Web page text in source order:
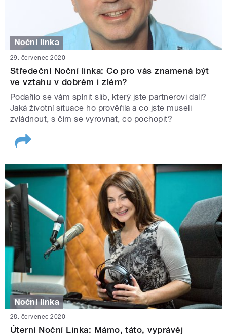
Noční linka
29. červenec 2020
Středeční Noční linka: Co pro vás znamená být
ve vztahu v dobrém i zlém?
Podařilo se vám splnit slib, který jste partnerovi dali?
Jaká životní situace ho prověřila a co jste museli
zvládnout, s čím se vyrovnat, co pochopit?
Noční linka
28. červenec 2020
Úterní Noční Linka: Mámo, táto, vyprávěj